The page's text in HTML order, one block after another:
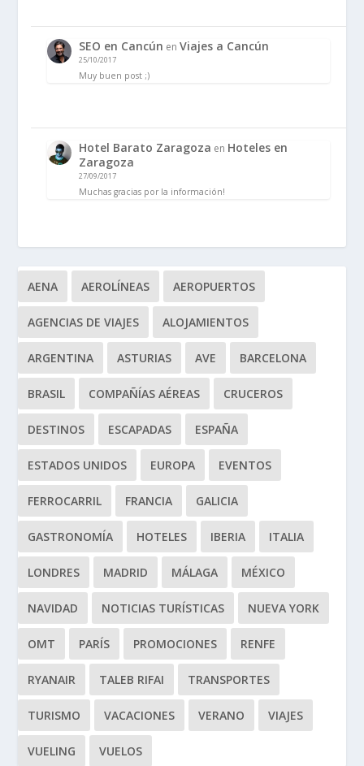
SEO en Cancún enViajes a Cancún
25/10/2017
Muy buen post ;)
Hotel Barato Zaragoza en Hoteles en
Zaragoza
27/09/2017
Muchas gracias por la información!
AENA AEROLÍNEAS AEROPUERTOS
AGENCIAS DE VIAJES ALOJAMIENTOS
ARGENTINA ASTURIAS AVE BARCELONA
BRASIL COMPAÑÍAS AÉREAS CRUCEROS
DESTINOS ESCAPADAS ESPAÑA
ESTADOS UNIDOS EUROPA EVENTOS
FERROCARRIL FRANCIA GALICIA
GASTRONOMÍA HOTELES IBERIA ITALIA
LONDRES MADRID MÁLAGA MÉXICO
NAVIDAD NOTICIAS TURÍSTICAS NUEVA YORK
OMT PARÍS PROMOCIONES RENFE
RYANAIR TALEB RIFAI TRANSPORTES
TURISMO VACACIONES VERANO VIAJES
VUELING VUELOS